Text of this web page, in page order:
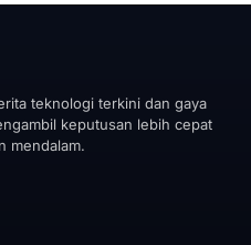
teknologi terkini dan gaya
keputusan lebih cepat
mendalam.